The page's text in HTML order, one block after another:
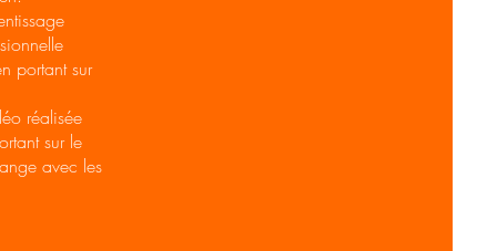
portant sur
réalisée
sur le
avec les